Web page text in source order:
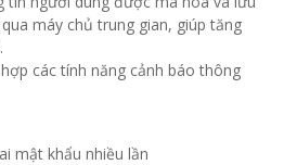
máy chủ trung gian, giúp tăng
các tính năng cảnh báo thông
mật khẩu nhiều lần